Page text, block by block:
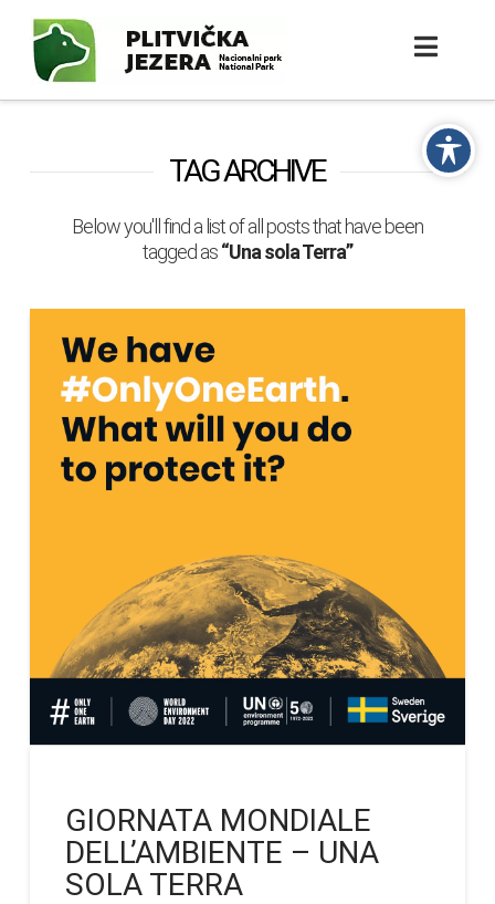
TAG ARCHIVE
Below you'll find a list of all posts that have been
tagged as“Una sola Terra”
GIORNATA MONDIALE
DELL’AMBIENTE – UNA
SOLA TERRA